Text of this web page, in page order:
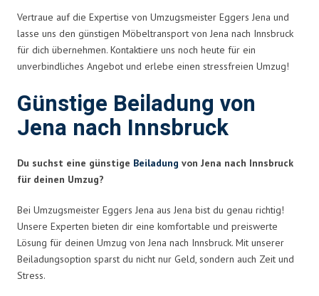
Vertraue auf die Expertise von Umzugsmeister Eggers Jena und
lasse uns den günstigen Möbeltransport von Jena nach Innsbruck
für dich übernehmen. Kontaktiere uns noch heute für ein
unverbindliches Angebot und erlebe einen stressfreien Umzug!
Günstige Beiladung von
Jena nach Innsbruck
Du suchst eine günstige Beiladung von Jena nach Innsbruck
für deinen Umzug?
Bei Umzugsmeister Eggers Jena aus Jena bist du genau richtig!
Unsere Experten bieten dir eine komfortable und preiswerte
Lösung für deinen Umzug von Jena nach Innsbruck. Mit unserer
Beiladungsoption sparst du nicht nur Geld, sondern auch Zeit und
Stress.